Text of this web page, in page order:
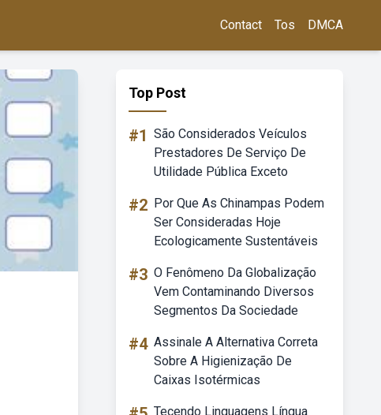
Contact Tos DMCA
Top Post
#1 São Considerados Veículos
Prestadores De Serviço De
Utilidade Pública Exceto
#2 Por Que As Chinampas Podem
Ser Consideradas Hoje
Ecologicamente Sustentáveis
#3 O Fenômeno Da Globalização
Vem Contaminando Diversos
Segmentos Da Sociedade
#4 Assinale A Alternativa Correta
Sobre A Higienização De
Caixas Isotérmicas
Tecendo Linguagens Língua